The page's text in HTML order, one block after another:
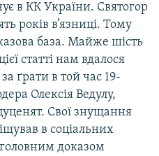
в КК України. Святогор
років в’язниці. Тому
база. Майже шість
статті нам вдалося
ґрати в той час 19-
Олексія Ведулу,
Свої знущання
в соціальних
доказом